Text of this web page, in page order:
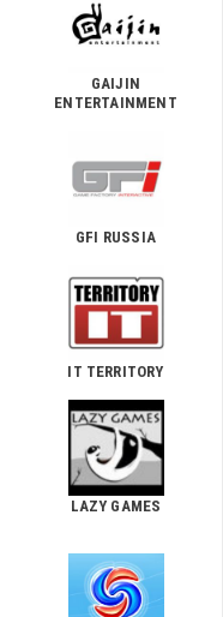
GAIJIN
ENTERTAINMENT
GFI RUSSIA
IT TERRITORY
LAZY GAMES